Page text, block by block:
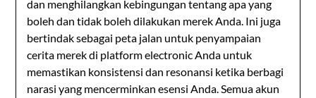
dan menghilangkan kebingungan tentang apa yang
boleh dan tidak boleh dilakukan merek Anda. Ini juga
bertindak sebagai peta jalan untuk penyampaian
cerita merek di platform electronic Anda untuk
memastikan konsistensi dan resonansi ketika berbagi
narasi yang mencerminkan esensi Anda. Semua akun